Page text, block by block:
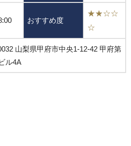
おすすめ度
★★☆☆
☆
山梨県甲府市中央1-12-42 甲府第
ル4A